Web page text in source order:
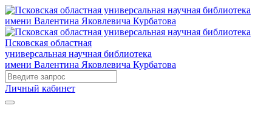
Псковская областная
универсальная научная библиотека
имени Валентина Яковлевича Курбатова
Личный кабинет